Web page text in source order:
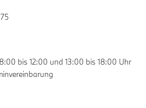
bis 12:00 und 13:00 bis 18:00 Uhr